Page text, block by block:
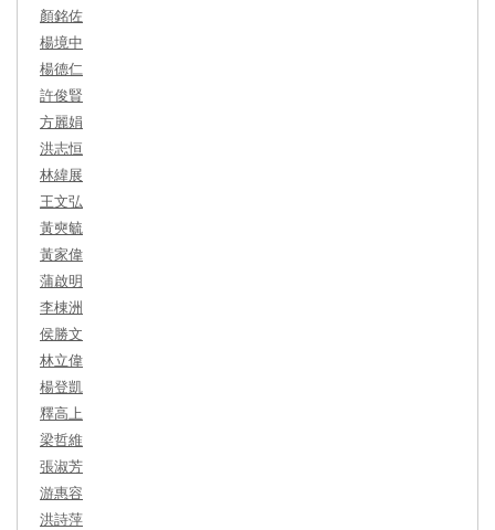
顏銘佐
楊境中
楊德仁
許俊賢
方麗娟
洪志恒
林緯展
王文弘
黃奭毓
黃家偉
蒲啟明
李棟洲
侯勝文
林立偉
楊登凱
釋高上
梁哲維
張淑芳
游惠容
洪詩萍